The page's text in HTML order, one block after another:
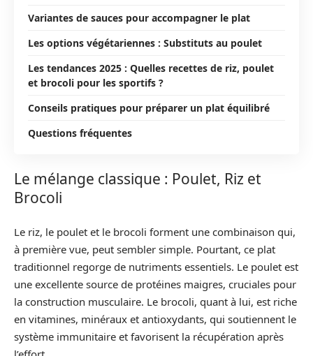
Variantes de sauces pour accompagner le plat
Les options végétariennes : Substituts au poulet
Les tendances 2025 : Quelles recettes de riz, poulet
et brocoli pour les sportifs ?
Conseils pratiques pour préparer un plat équilibré
Questions fréquentes
Le mélange classique : Poulet, Riz et
Brocoli
Le riz, le poulet et le brocoli forment une combinaison qui,
à première vue, peut sembler simple. Pourtant, ce plat
traditionnel regorge de nutriments essentiels. Le poulet est
une excellente source de protéines maigres, cruciales pour
la construction musculaire. Le brocoli, quant à lui, est riche
en vitamines, minéraux et antioxydants, qui soutiennent le
système immunitaire et favorisent la récupération après